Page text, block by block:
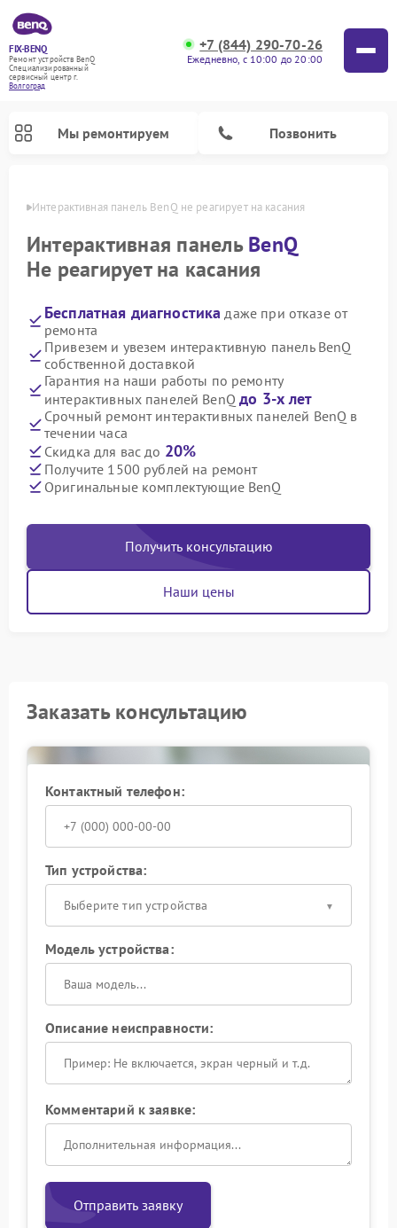
FIX-BENQ
Ремонт устройств BenQ
Специализированный
cервисный центр г.
Волгоград
+7 (844) 290-70-26
Ежедневно, с 10:00 до 20:00
Мы ремонтируем Позвонить
Интерактивная панель BenQ не реагирует на касания
Интерактивная панельBenQ
Не реагирует на касания
Бесплатная диагностика даже при отказе от
ремонта
Привезем и увезем интерактивную панель BenQ
собственной доставкой
Гарантия на наши работы по ремонту
интерактивных панелей BenQдо 3-х лет
Срочный ремонт интерактивных панелей BenQ в
течении часа
Скидка для вас до 20%
Получите 1500 рублей на ремонт
Оригинальные комплектующие BenQ
Получить консультацию
Наши цены
Заказать консультацию
Контактный телефон:
Тип устройства:
Выберите тип устройства
Модель устройства:
Описание неисправности:
Комментарий к заявке:
Отправить заявку